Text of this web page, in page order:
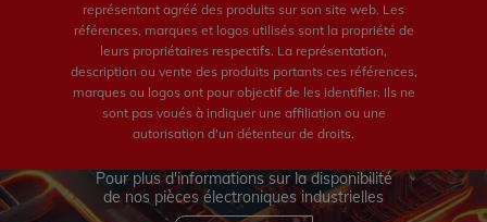
représentant agréé des produits sur son site web. Les
références, marques et logos utilisés sont la propriété de
leurs propriétaires respectifs. La représentation,
description ou vente des produits portants ces références,
marques ou logos ont pour objectif de les identifier. Ils ne
sont pas voués à indiquer une affiliation ou une
autorisation d'un détenteur de droits.
Pour plus d'informations sur la disponibilité
de nos pièces électroniques industrielles